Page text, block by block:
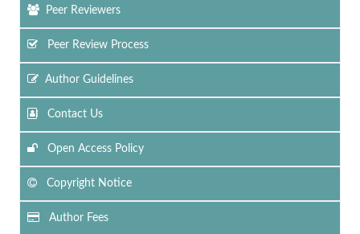
Peer Reviewers
Peer Review Process
Author Guidelines
Contact Us
Open Access Policy
Copyright Notice
Author Fees